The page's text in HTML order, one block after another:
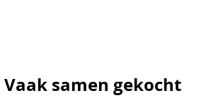
Vaak samen gekocht